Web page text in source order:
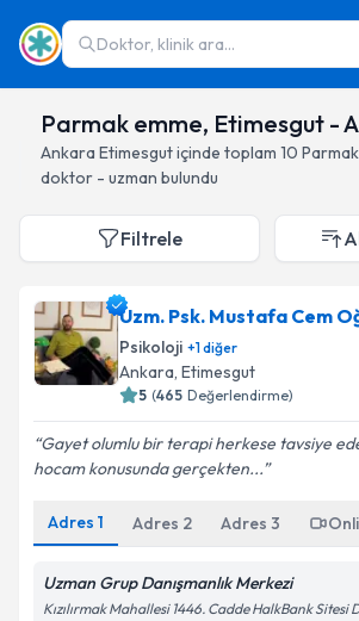
Doktor, klinik ara...
Parmak emme, Etimesgut -
Ankara Etimesgutiçinde toplam 10
doktor - uzman bulundu
Filtrele
Uzm. Psk. Mustafa Cem
Psikoloji +1diğer
Ankara, Etimesgut
5 (465 Değerlendirme)
Gayet olumlu bir terapi herkese tavsiye
hocam konusunda gerçekten...
Adres 1 Adres 2 Adres 3
Uzman Grup Danışmanlık Merkezi
Kızılırmak Mahallesi 1446. Cadde HalkBank Sitesi